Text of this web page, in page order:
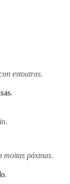
estoutras.
moitas páxinas.